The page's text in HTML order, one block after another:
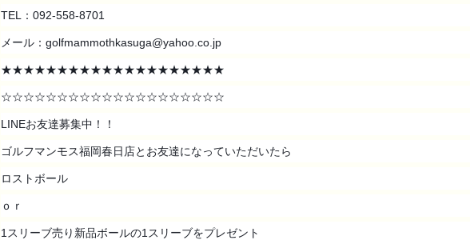
TEL：092-558-8701
メール：golfmammothkasuga@yahoo.co.jp
★★★★★★★★★★★★★★★★★★★★
☆☆☆☆☆☆☆☆☆☆☆☆☆☆☆☆☆☆☆☆
LINEお友達募集中！！
ゴルフマンモス福岡春日店とお友達になっていただいたら
ロストボール
ｏｒ
1スリーブ売り新品ボールの1スリーブをプレゼント